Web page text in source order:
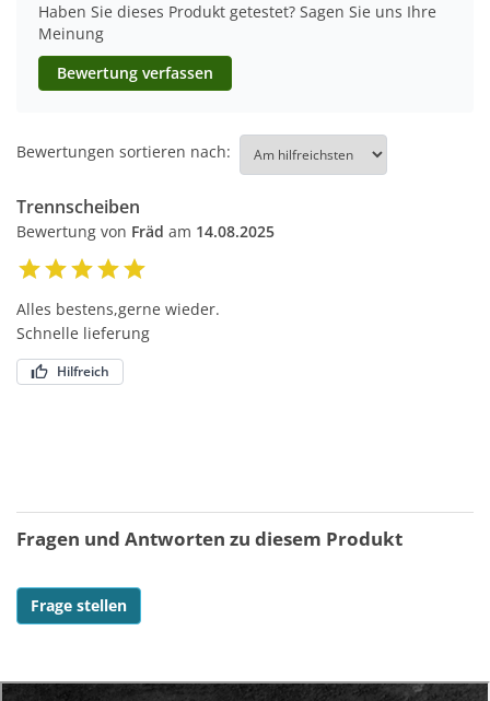
Haben Sie dieses Produkt getestet? Sagen Sie uns Ihre
Meinung
Bewertung verfassen
Bewertungen sortieren nach:
Trennscheiben
Bewertung von Fräd am 14.08.2025
Alles bestens,gerne wieder.
Schnelle lieferung
Hilfreich
Fragen und Antworten zu diesem Produkt
Frage stellen